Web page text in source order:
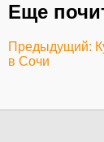
Еще
Предыдущий:
в Сочи